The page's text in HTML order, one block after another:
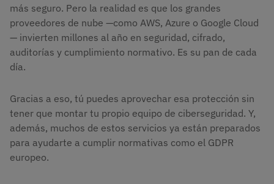
más seguro. Pero la realidad es que los grandes
proveedores de nube —como AWS, Azure o Google Cloud
— invierten millones al año en seguridad, cifrado,
auditorías y cumplimiento normativo. Es su pan de cada
día.
Gracias a eso, tú puedes aprovechar esa protección sin
tener que montar tu propio equipo de ciberseguridad. Y,
además, muchos de estos servicios ya están preparados
para ayudarte a cumplir normativas como el GDPR
europeo.